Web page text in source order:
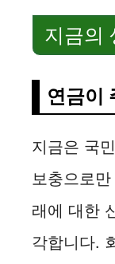
지금의
연금이
지금은 국
보충으로
래에 대한
각합니다.